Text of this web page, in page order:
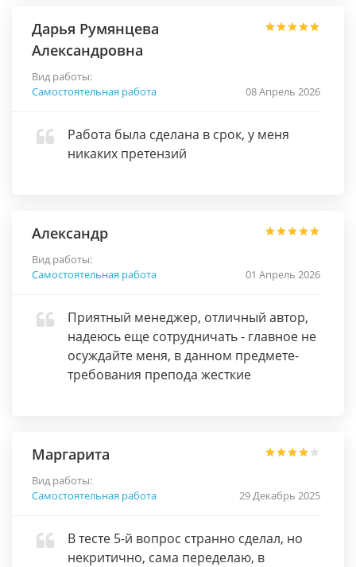
Дарья Румянцева
Александровна
Вид работы:
Самостоятельная работа
08 Апрель 2026
Работа была сделана в срок, у меня
никаких претензий
Александр
Вид работы:
Самостоятельная работа
01 Апрель 2026
Приятный менеджер, отличный автор,
надеюсь еще сотрудничать - главное не
осуждайте меня, в данном предмете-
требования препода жесткие
Маргарита
Вид работы:
Самостоятельная работа
29 Декабрь 2025
В тесте 5-й вопрос странно сделал, но
некритично, сама переделаю, в